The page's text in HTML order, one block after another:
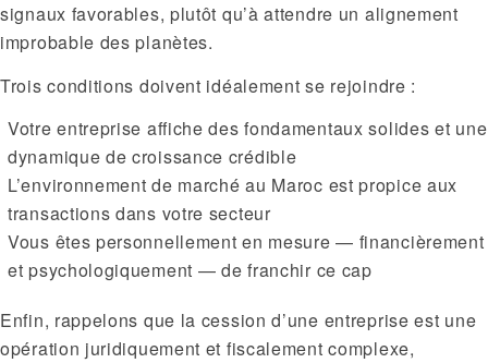
signaux favorables, plutôt qu’à attendre un alignement
improbable des planètes.
Trois conditions doivent idéalement se rejoindre :
Votre entreprise affiche des fondamentaux solides et une
dynamique de croissance crédible
L’environnement de marché au Maroc est propice aux
transactions dans votre secteur
Vous êtes personnellement en mesure — financièrement
et psychologiquement — de franchir ce cap
Enfin, rappelons que la cession d’une entreprise est une
opération juridiquement et fiscalement complexe,